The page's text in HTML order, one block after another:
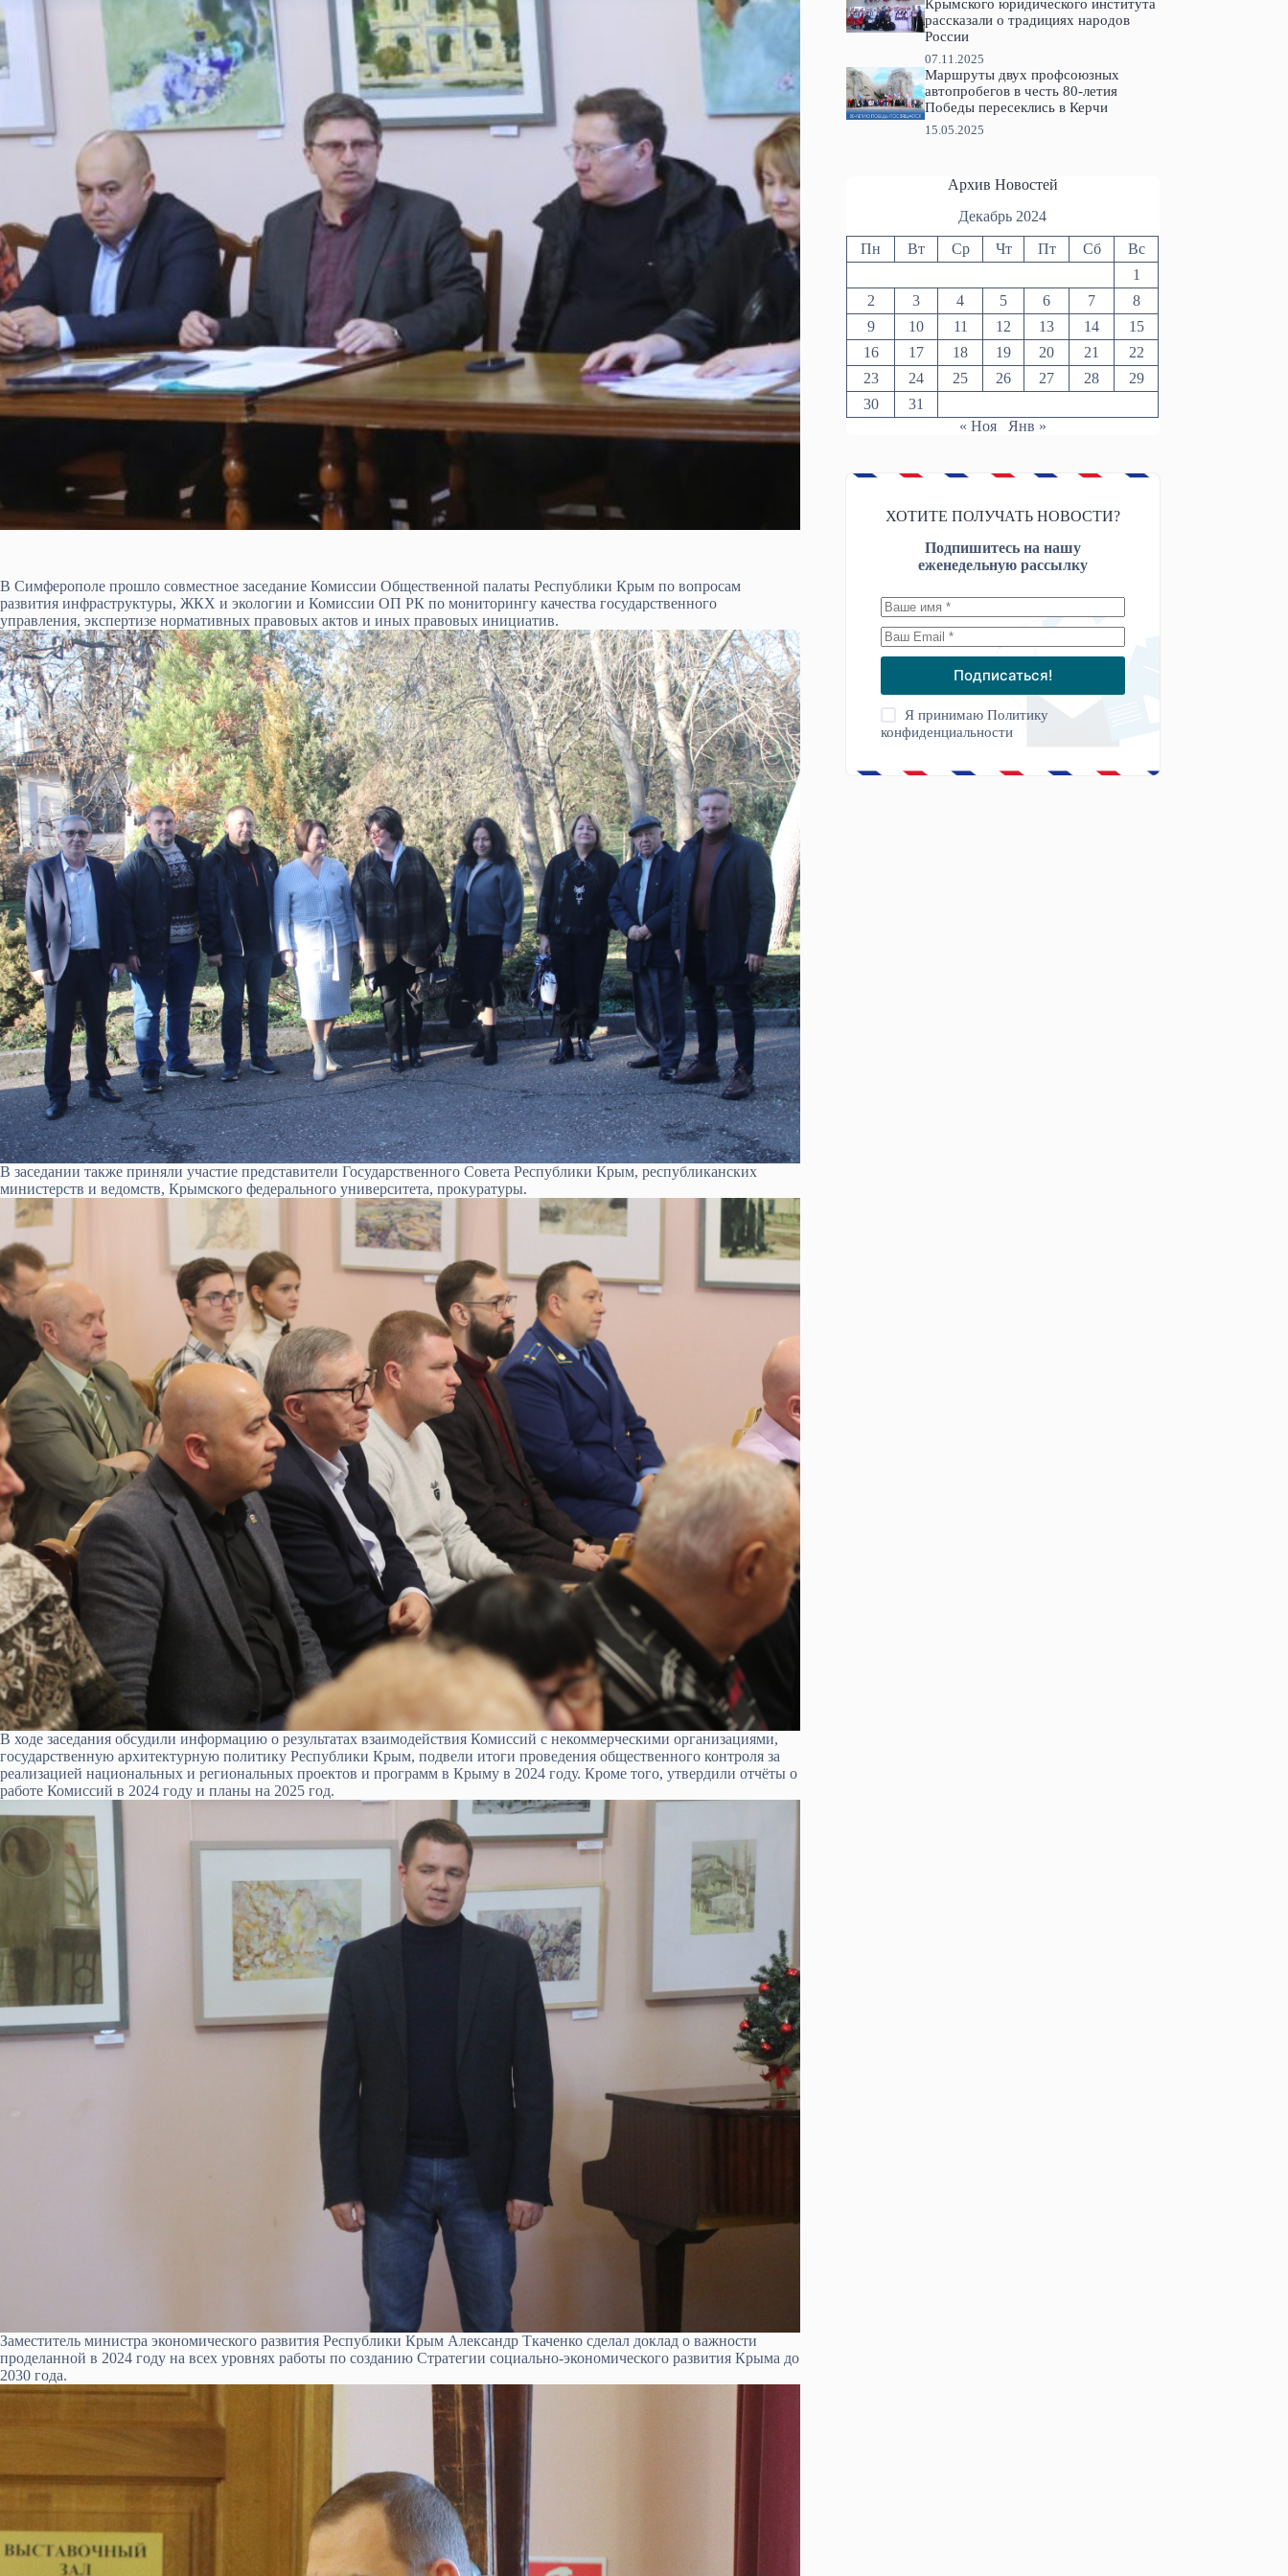
В Симферополе прошло совместное заседание Комиссии Общественной палаты Республики Крым по вопросам
развития инфраструктуры, ЖКХ и экологии и Комиссии ОП РК по мониторингу качества государственного
управления, экспертизе нормативных правовых актов и иных правовых инициатив.
В заседании также приняли участие представители Государственного Совета Республики Крым, республиканских
министерств и ведомств, Крымского федерального университета, прокуратуры.
В ходе заседания обсудили информацию о результатах взаимодействия Комиссий с некоммерческими организациями,
государственную архитектурную политику Республики Крым, подвели итоги проведения общественного контроля за
реализацией национальных и региональных проектов и программ в Крыму в 2024 году. Кроме того, утвердили отчёты о
работе Комиссий в 2024 году и планы на 2025 год.
Заместитель министра экономического развития Республики Крым Александр Ткаченко сделал доклад о важности
проделанной в 2024 году на всех уровнях работы по созданию Стратегии социально-экономического развития Крыма до
2030 года.
Крымского юридического института
рассказали о традициях народов
России
07.11.2025
Маршруты двух профсоюзных
автопробегов в честь 80-летия
Победы пересеклись в Керчи
15.05.2025
Архив Новостей
Декабрь 2024
Пн Вт Ср Чт Пт Сб
Вс
1
2
3 4 5 6 7
8
9
10 11 12 13 14
15
16
17 18 19 20 21
22
23
24 25 26 27 28
29
30
31
« Ноя
Янв »
ХОТИТЕ ПОЛУЧАТЬ НОВОСТИ?
Подпишитесь на нашу
еженедельную рассылку
Подписаться!
Я принимаюПолитику
конфиденциальности